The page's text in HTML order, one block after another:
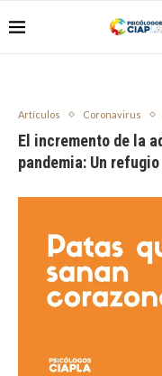
Artículos Coronavirus
El incremento de la
pandemia: Un